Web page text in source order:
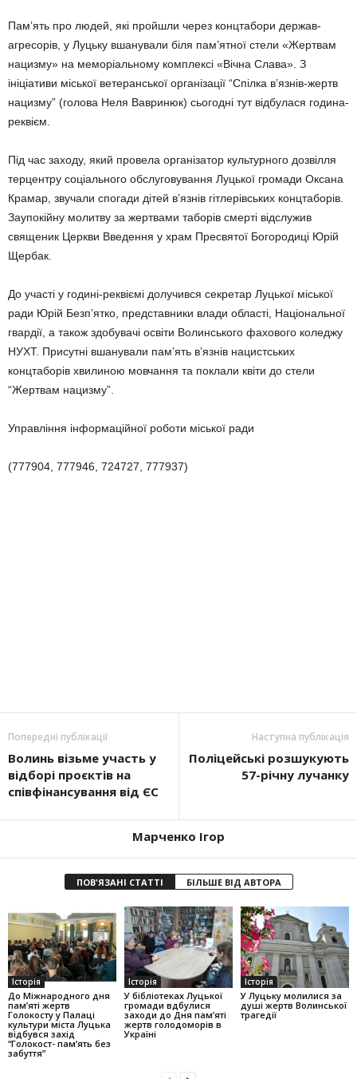
Пам’ять про людей, які пройшли через концтабори держав-
агресорів, у Луцьку вшанували біля пам’ятної стели «Жертвам
нацизму» на меморіальному комплексі «Вічна Слава». З
ініціативи міської ветеранської організації “Спілка в’язнів-жертв
нацизму” (голова Неля Вавринюк) сьогодні тут відбулася година-
реквієм.
Під час заходу, який провела організатор культурного дозвілля
терцентру соціального обслуговування Луцької громади Оксана
Крамар, звучали спогади дітей в’язнів гітлерівських концтаборів.
Заупокійну молитву за жертвами таборів смерті відслужив
священик Церкви Введення у храм Пресвятої Богородиці Юрій
Щербак.
До участі у годині-реквіємі долучився секретар Луцької міської
ради Юрій Безп’ятко, представники влади області, Національної
гвардії, а також здобувачі освіти Волинського фахового коледжу
НУХТ. Присутні вшанували пам’ять в’язнів нацистських
концтаборів хвилиною мовчання та поклали квіти до стели
“Жертвам нацизму”.
Управління інформаційної роботи міської ради
(777904, 777946, 724727, 777937)
Попередні публікації
Волинь візьме участь у
відборі проєктів на
співфінансування від ЄС
Наступна публікація
Поліцейські розшукують
57-річну лучанку
Марченко Ігор
ПОВ'ЯЗАНІ СТАТТІ БІЛЬШЕ ВІД АВТОРА
Історія
До Міжнародного дня
пам’яті жертв
Голокосту у Палаці
культури міста Луцька
відбувся захід
“Голокост- пам’ять без
забуття”
Історія
У бібліотеках Луцької
громади вдбулися
заходи до Дня пам’яті
жертв голодоморів в
Україні
Історія
У Луцьку молилися за
душі жертв Волинської
трагедії